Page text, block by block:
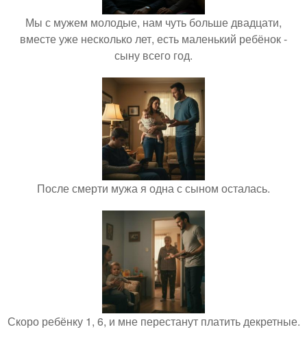
Мы с мужем молодые, нам чуть больше двадцати,
вместе уже несколько лет, есть маленький ребёнок -
сыну всего год.
После смерти мужа я одна с сыном осталась.
Скоро ребёнку 1, 6, и мне перестанут платить декретные.